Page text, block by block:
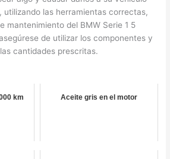
utilizando las herramientas correctas,
mantenimiento del BMW Serie 1 5
de utilizar los componentes y
cantidades prescritas.
km Aceite gris en el motor